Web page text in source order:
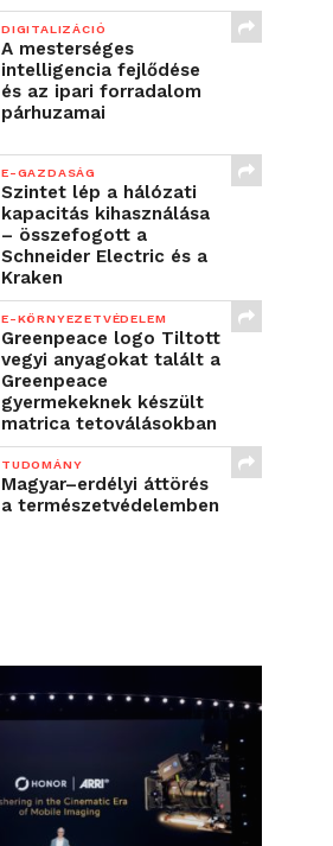
DIGITALIZÁCIÓ
A mesterséges
intelligencia fejlődése
és az ipari forradalom
párhuzamai
E-GAZDASÁG
Szintet lép a hálózati
kapacitás kihasználása
– összefogott a
Schneider Electric és a
Kraken
E-KÖRNYEZETVÉDELEM
Greenpeace logo Tiltott
vegyi anyagokat talált a
Greenpeace
gyermekeknek készült
matrica tetoválásokban
TUDOMÁNY
Magyar–erdélyi áttörés
a természetvédelemben